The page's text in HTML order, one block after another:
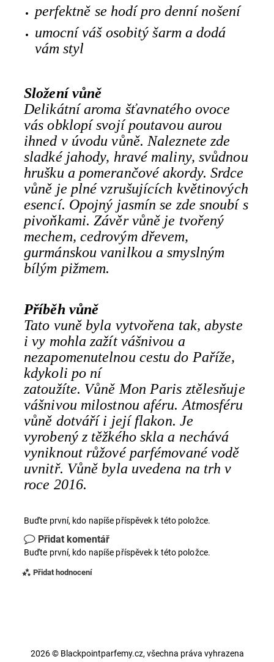
perfektně se hodí pro denní nošení
umocní váš osobitý šarm a dodá
vám styl
Složení vůně
Delikátní aroma šťavnatého ovoce
vás obklopí svojí poutavou aurou
ihned v úvodu vůně. Naleznete zde
sladké jahody, hravé maliny, svůdnou
hrušku a pomerančové akordy. Srdce
vůně je plné vzrušujících květinových
esencí. Opojný jasmín se zde snoubí s
pivoňkami. Závěr vůně je tvořený
mechem, cedrovým dřevem,
gurmánskou vanilkou a smyslným
bílým pižmem.
Příběh vůně
Tato vuně byla vytvořena tak, abyste
i vy mohla zažít vášnivou a
nezapomenutelnou cestu do Paříže,
kdykoli po ní
zatoužíte. Vůně Mon Paris ztělesňuje
vášnivou milostnou aféru. Atmosféru
vůně dotváří i její flakon. Je
vyrobený z těžkého skla a nechává
vyniknout růžové parfémované vodě
uvnitř. Vůně byla uvedena na trh v
roce 2016.
Buďte první, kdo napíše příspěvek k této položce.
Přidat komentář
Buďte první, kdo napíše příspěvek k této položce.
Přidat hodnocení
2026 © Blackpointparfemy.cz, všechna práva vyhrazena